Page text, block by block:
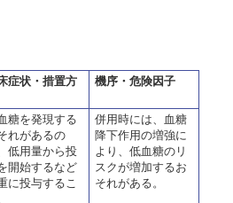
症状・措置方
機序・危険因子
糖を発現する
れがあるの
低用量から投
開始するなど
に投与するこ
併用時には、血糖
降下作用の増強に
より、低血糖のリ
スクが増加するお
それがある。